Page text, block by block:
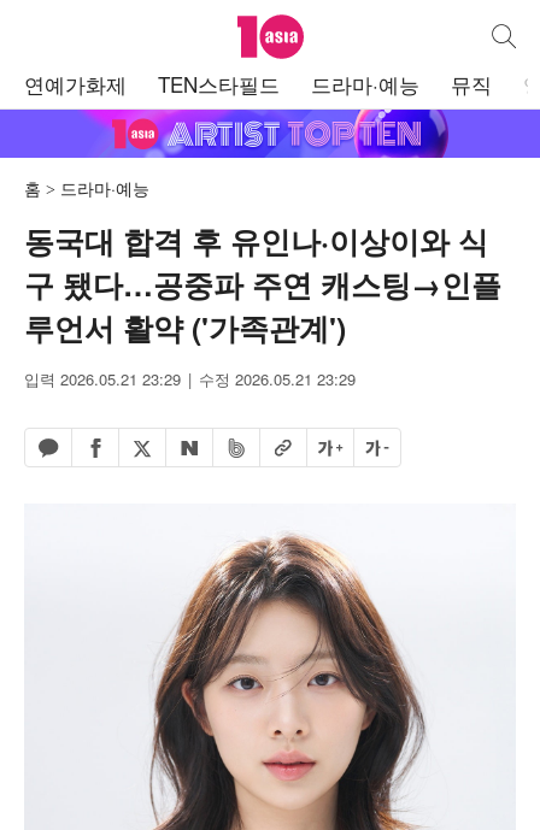
텐아시아 통합
연예가화제 TEN스타필드 드라마·예능 뮤직
홈 드라마·예능
동국대 합격 후 유인나·이상이와 식
구 됐다…공중파 주연 캐스팅→인플
루언서 활약 ('가족관계')
입력 2026.05.21 23:29 수정 2026.05.21 23:29
카카오톡 공유하기
페이스북 공유하기
엑스 공유하기
네이버 공유하기
밴드 공유하기
URL복사글자 크게글자 작게